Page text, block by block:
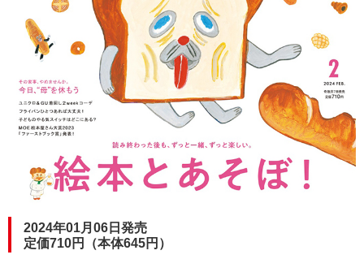
2024年01月06日発売
定価710円（本体645円）